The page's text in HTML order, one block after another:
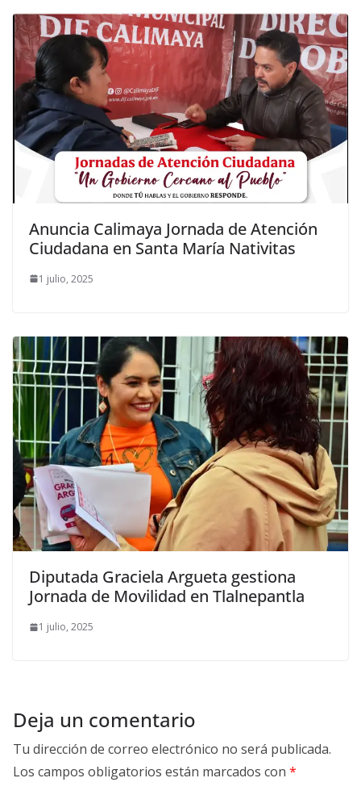
Anuncia Calimaya Jornada de Atención
Ciudadana en Santa María Nativitas
1 julio, 2025
Diputada Graciela Argueta gestiona
Jornada de Movilidad en Tlalnepantla
1 julio, 2025
Deja un comentario
Tu dirección de correo electrónico no será publicada.
Los campos obligatorios están marcados con *